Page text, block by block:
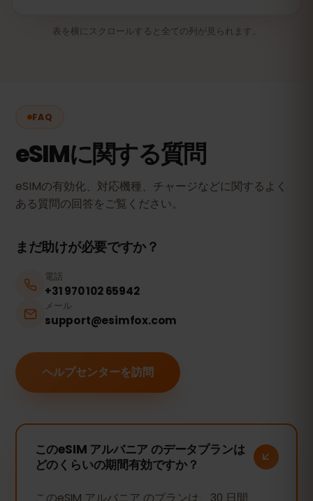
表を横にスクロールすると全ての列が見られます。
FAQ
eSIMに関する質問
eSIMの有効化、対応機種、チャージなどに関するよく
ある質問の回答をご覧ください。
まだ助けが必要ですか？
電話
+31 970 102 65942
メール
support@esimfox.com
ヘルプセンターを訪問
このeSIM アルバニア のデータプランは
どのくらいの期間有効ですか？
このeSIM アルバニア のプランは、30 日間